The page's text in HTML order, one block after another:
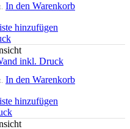
In den Warenkorb
hinzufügen
inkl. Druck
In den Warenkorb
hinzufügen